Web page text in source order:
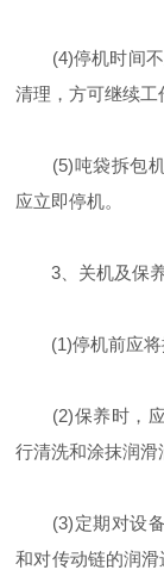
(4)停机时间不
清理，方可继续工
(5)吨袋拆包机
应立即停机。
3、关机及保
(1)停机前应将
(2)保养时，应
行清洗和涂抹润滑
(3)定期对设备
和对传动链的润